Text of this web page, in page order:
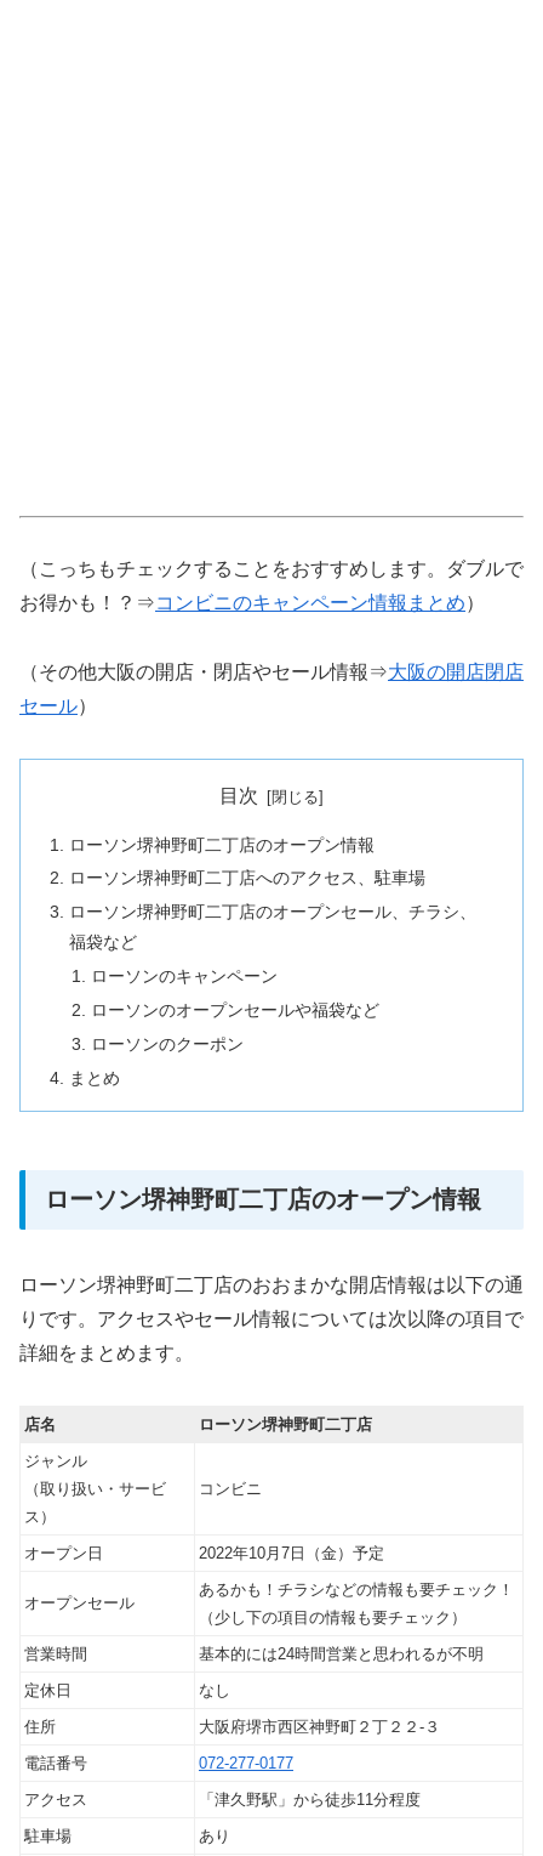
（こっちもチェックすることをおすすめします。ダブルで
お得かも！？⇒コンビニのキャンペーン情報まとめ）
（その他大阪の開店・閉店やセール情報⇒大阪の開店閉店
セール）
目次
ローソン堺神野町二丁店のオープン情報
ローソン堺神野町二丁店へのアクセス、駐車場
ローソン堺神野町二丁店のオープンセール、チラシ、
福袋など
ローソンのキャンペーン
ローソンのオープンセールや福袋など
ローソンのクーポン
まとめ
ローソン堺神野町二丁店のオープン情報
ローソン堺神野町二丁店のおおまかな開店情報は以下の通
りです。アクセスやセール情報については次以降の項目で
詳細をまとめます。
店名
ローソン堺神野町二丁店
ジャンル
（取り扱い・サービ
ス）
コンビニ
オープン日 2022年10月7日（金）予定
オープンセール
あるかも！チラシなどの情報も要チェック！
（少し下の項目の情報も要チェック）
営業時間
基本的には24時間営業と思われるが不明
定休日
なし
住所
大阪府堺市西区神野町２丁２２‐３
電話番号
072-277-0177
アクセス
「津久野駅」から徒歩11分程度
駐車場
あり